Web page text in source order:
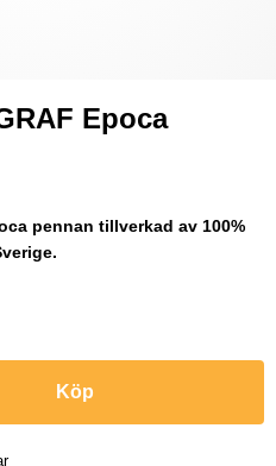
Epoca
pennan tillverkad av 100%
Köp